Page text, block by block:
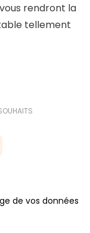
rendront la
tellement
de vos données